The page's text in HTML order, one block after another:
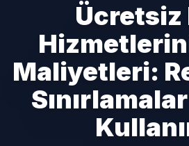
Ücretsiz
Maliyetleri: